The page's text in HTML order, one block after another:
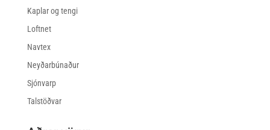
Kaplar og tengi
Loftnet
Navtex
Neyðarbúnaður
Sjónvarp
Talstöðvar